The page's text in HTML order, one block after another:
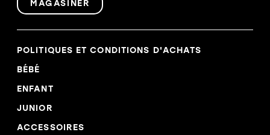
MAGASINER
POLITIQUES ET CONDITIONS D'ACHATS
BÉBÉ
ENFANT
JUNIOR
ACCESSOIRES